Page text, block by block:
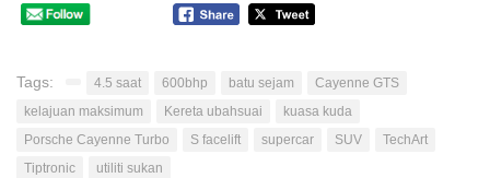
Tags: 4.5 saat 600bhp batu sejam
Cayenne GTS
kelajuan maksimum
Kereta ubahsuai
kuasa kuda
Porsche Cayenne Turbo
S facelift supercar SUV
TechArt
Tiptronic
utiliti sukan